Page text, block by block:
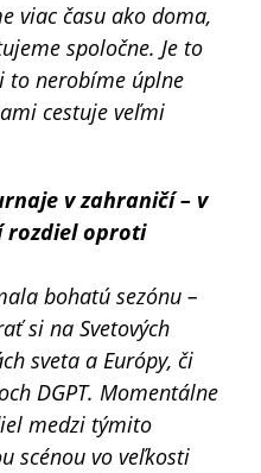
viac času ako doma,
spoločne. Je to
to nerobíme úplne
cestuje veľmi
v zahraničí – v
rozdiel oproti
bohatú sezónu –
si na Svetových
sveta a Európy, či
DGPT. Momentálne
medzi týmito
scénou vo veľkosti